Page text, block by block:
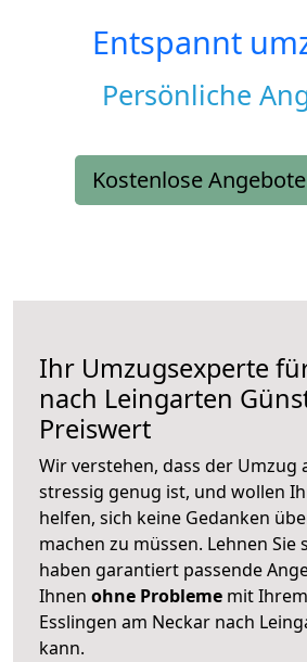
Entspannt
Persönliche
Kostenlose
Ihr Umzugsexperte
nach Leingarten
Preiswert
Wir verstehen, dass der Umzug
stressig genug ist, und wollen
helfen, sich keine Gedanken
machen zu müssen. Lehnen Sie
haben garantiert passende
Ihnen ohne Probleme mit
Esslingen am Neckar nach
kann.